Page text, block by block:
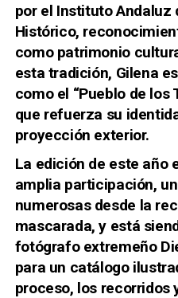
por el Instituto Andaluz
Histórico,
como patrimonio
esta tradición, Gilena
como el “Pueblo de los
que refuerza su
proyección exterior.
La edición de este año
amplia participación,
numerosas desde la
mascarada, y está
fotógrafo extremeño
para un catálogo
proceso, los recorridos